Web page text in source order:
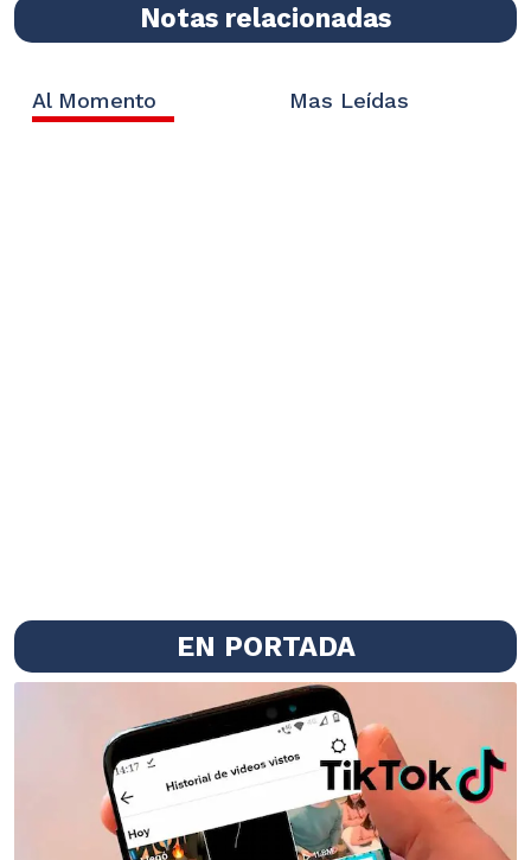
Notas relacionadas
Al Momento Mas Leídas
EN PORTADA